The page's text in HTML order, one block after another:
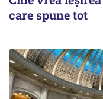
care spune tot